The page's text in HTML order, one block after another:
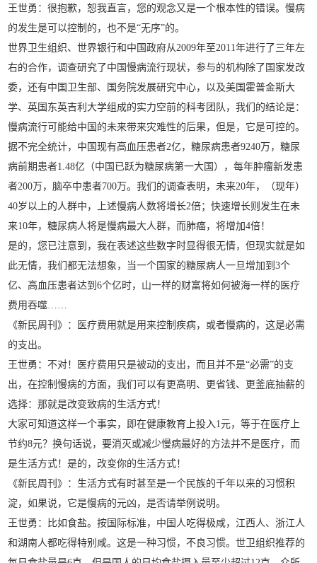
王世勇：很抱歉，恕我直言，您的观念又是一个根本性的错误。慢病
的发生是可以控制的，也不是“无序”的。
世界卫生组织、世界银行和中国政府从2009年至2011年进行了三年左
右的合作，调查研究了中国慢病流行现状，参与的机构除了国家发改
委，还有中国卫生部、国务院发展研究中心，以及美国霍普金斯大
学、英国东英吉利大学组成的实力空前的科考团队，我们的结论是：
慢病流行可能给中国的未来带来灾难性的后果，但是，它是可控的。
据不完全统计，中国现有高血压患者2亿，糖尿病患者9240万，糖尿
病前期患者1.48亿（中国已跃为糖尿病第一大国），每年肿瘤新发患
者200万，脑卒中患者700万。我们的调查表明，未来20年，（现年）
40岁以上的人群中，上述慢病人数将增长2倍；快速增长则发生在未
来10年，糖尿病人将是慢病最大人群，而肺癌，将增加4倍！
是的，您已注意到，我在表述这些数字时显得很无情，但现实就是如
此无情，我们都无法想象，当一个国家的糖尿病人一旦增加到3个
亿、高血压患者达到6个亿时，山一样的财富将如何被海一样的医疗
费用吞噬……
《新民周刊》：医疗费用就是用来控制疾病，或者慢病的，这是必需
的支出。
王世勇：不对！医疗费用只是被动的支出，而且并不是“必需”的支
出，在控制慢病的方面，我们可以有更高明、更省钱、更釜底抽薪的
选择：那就是改变致病的生活方式！
大家可知道这样一个事实，即在健康教育上投入1元，等于在医疗上
节约8元？换句话说，要消灭或减少慢病最好的方法并不是医疗，而
是生活方式！是的，改变你的生活方式！
《新民周刊》：生活方式有时甚至是一个民族的千年以来的习惯积
淀，如果说，它是慢病的元凶，是否请举例说明。
王世勇：比如食盐。按国际标准，中国人吃得极咸，江西人、浙江人
和湖南人都吃得特别咸。这是一种习惯，不良习惯。世卫组织推荐的